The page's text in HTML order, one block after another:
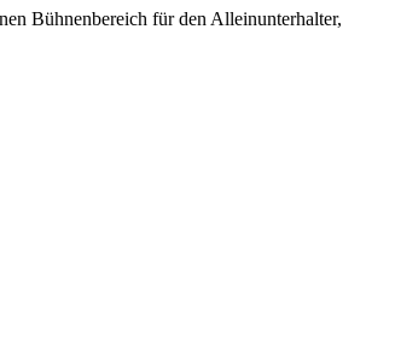
Bühnenbereich für den Alleinunterhalter,